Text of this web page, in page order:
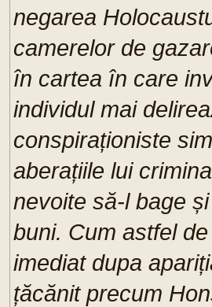
negarea
camerelor de
în cartea în care
individul mai
conspiraționiste
aberațiile lui
nevoite să-l bage
buni. Cum astfel
imediat dupa
țăcănit precum